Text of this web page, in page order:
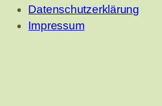
Datenschutzerklärung
Impressum